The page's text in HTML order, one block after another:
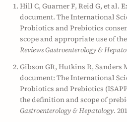
Hill C, Guarner F, Reid G, et al.
document. The International
Probiotics and Prebiotics
scope and appropriate use of
Reviews Gastroenterology &
Gibson GR, Hutkins R, Sanders
document: The International
Probiotics and Prebiotics
the definition and scope of
Gastroenterology & Hepatology.